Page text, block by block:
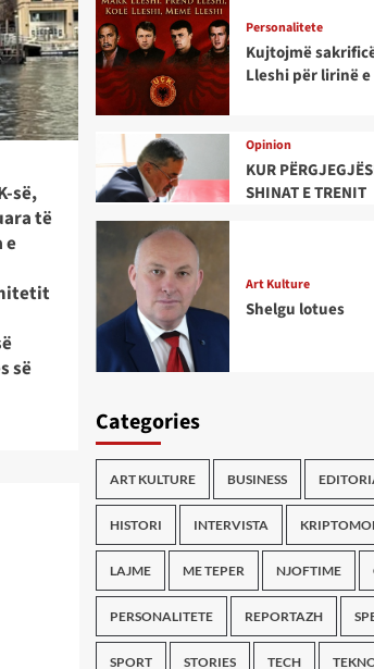
së,
të
e
së
Personalitete
Kujtojmë
Lleshi për lirinë e
Opinion
KUR
SHINAT E TRENIT
Art Kulture
Shelgu lotues
Categories
ART KULTURE BUSINESS
HISTORI INTERVISTA
LAJME ME TEPER NJOFTIME
PERSONALITETE REPORTAZH
SPORT STORIES TECH